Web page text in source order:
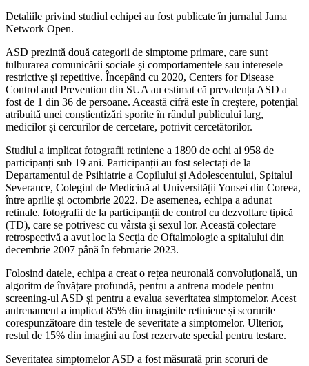
Detaliile privind studiul echipei au fost publicate în jurnalul Jama
Network Open.
ASD prezintă două categorii de simptome primare, care sunt
tulburarea comunicării sociale și comportamentele sau interesele
restrictive și repetitive. Începând cu 2020, Centers for Disease
Control and Prevention din SUA au estimat că prevalența ASD a
fost de 1 din 36 de persoane. Această cifră este în creștere, potențial
atribuită unei conștientizări sporite în rândul publicului larg,
medicilor și cercurilor de cercetare, potrivit cercetătorilor.
Studiul a implicat fotografii retiniene a 1890 de ochi ai 958 de
participanți sub 19 ani. Participanții au fost selectați de la
Departamentul de Psihiatrie a Copilului și Adolescentului, Spitalul
Severance, Colegiul de Medicină al Universității Yonsei din Coreea,
între aprilie și octombrie 2022. De asemenea, echipa a adunat
retinale. fotografii de la participanții de control cu ​​dezvoltare tipică
(TD), care se potrivesc cu vârsta și sexul lor. Această colectare
retrospectivă a avut loc la Secția de Oftalmologie a spitalului din
decembrie 2007 până în februarie 2023.
Folosind datele, echipa a creat o rețea neuronală convoluțională, un
algoritm de învățare profundă, pentru a antrena modele pentru
screening-ul ASD și pentru a evalua severitatea simptomelor. Acest
antrenament a implicat 85% din imaginile retiniene și scorurile
corespunzătoare din testele de severitate a simptomelor. Ulterior,
restul de 15% din imagini au fost rezervate special pentru testare.
Severitatea simptomelor ASD a fost măsurată prin scoruri de